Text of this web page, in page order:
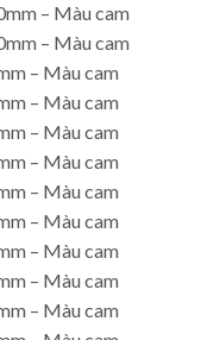
– Màu cam
– Màu cam
– Màu cam
– Màu cam
– Màu cam
– Màu cam
– Màu cam
– Màu cam
– Màu cam
– Màu cam
– Màu cam